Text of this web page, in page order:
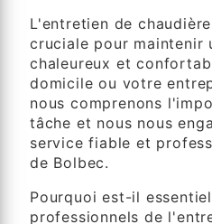
L'entretien de
cruciale pour maintenir
chaleureux et
domicile ou votre
nous comprenons
tâche et nous nous
service fiable et
de Bolbec.
Pourquoi est-il
professionnels de